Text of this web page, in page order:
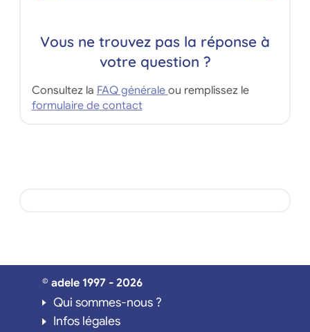
Vous ne trouvez pas la réponse à
votre question ?
Consultez la FAQ générale ou remplissez le
formulaire de contact
© adele 1997 - 2026
Qui sommes-nous ?
Infos légales